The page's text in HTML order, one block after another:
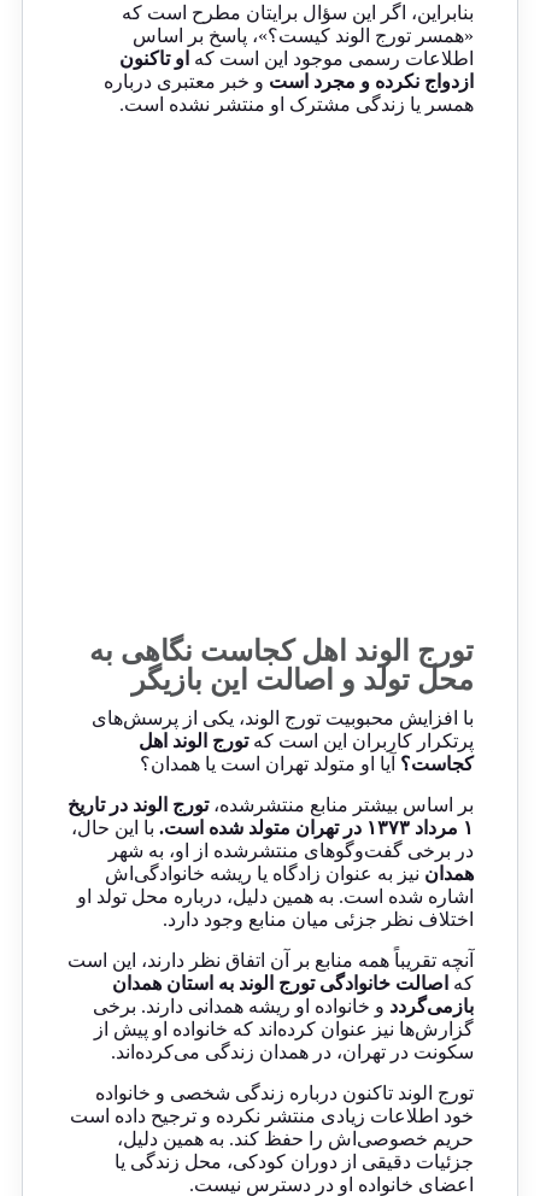
بنابراین، اگر این سؤال برایتان مطرح است که
«همسر تورج الوند کیست؟»، پاسخ بر اساس
اطلاعات رسمی موجود این است که او تاکنون
ازدواج نکرده و مجرد است و خبر معتبری درباره
همسر یا زندگی مشترک او منتشر نشده است.
تورج الوند اهل کجاست نگاهی به
محل تولد و اصالت این بازیگر
با افزایش محبوبیت تورج الوند، یکی از پرسش‌های
پرتکرار کاربران این است کهتورج الوند اهل
کجاست؟ آیا او متولد تهران است یا همدان؟
بر اساس بیشتر منابع منتشرشده،تورج الوند در تاریخ
۱ مرداد ۱۳۷۳ در تهران متولد شده است.
با این حال،
در برخی گفت‌وگوهای منتشرشده از او، به شهر
همدان نیز به عنوان زادگاه یا ریشه خانوادگی‌اش
اشاره شده است. به همین دلیل، درباره محل تولد او
اختلاف نظر جزئی میان منابع وجود دارد.
آنچه تقریباً همه منابع بر آن اتفاق نظر دارند، این است
که اصالت خانوادگی تورج الوند به استان همدان
بازمی‌گردد و خانواده او ریشه همدانی دارند. برخی
گزارش‌ها نیز عنوان کرده‌اند که خانواده او پیش از
سکونت در تهران، در همدان زندگی می‌کرده‌اند.
تورج الوند تاکنون درباره زندگی شخصی و خانواده
خود اطلاعات زیادی منتشر نکرده و ترجیح داده است
حریم خصوصی‌اش را حفظ کند. به همین دلیل،
جزئیات دقیقی از دوران کودکی، محل زندگی یا
اعضای خانواده او در دسترس نیست.